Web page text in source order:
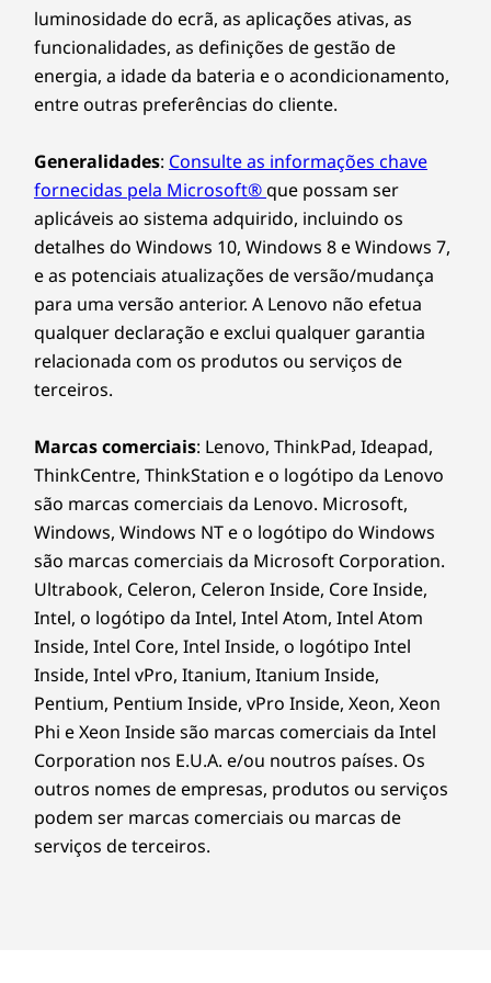
Segurança de nível
superior para a sua
empresa
protegem a sua empresa. ThinkShield, o nosso
conjunto de soluções de hardware e software
que evita o acesso não autorizado através da
encriptação de dados e de dispositivos, em
conjunto com a Proteção inteligente da USB
baseada na BIOS. Além disso, a segurança
AMD PRO oferece proteção de várias camadas
de nível empresarial contra ameaças e uma
encriptação completa da memória,
combatendo potenciais ameaças e ataques.
Embalagem:
97% de polietileno expandido (EPE) reciclado com
30% de plástico que acabaria no oceano (OBP) usado
no saco do dispositivo
Cartão com certificação®Forest Stewardship Council
Certificações / Registos
ENERGY STAR®8.0
ERP LOT 3
Forest Stewardship Council®(FSC)
GREENGUARD
Opcional: TÜV Ultra Low Noise
RoHS
TCO 9.0
Até EPEAT®Gold*
OUTRAS INFORMAÇÕES
Segurança ThinkShield
AMD Memory Guard
AMD Shadow Stack
Proteção inteligente do USB baseada no BIOS
Discreet Trusted Platform Module (dTPM) 2.0
Kensington Security Slot™
Preparado para Microsoft Pluton
Opcional: bloqueio eletrónico do chassis
luminosidade do ecrã, as aplicações ativas, as
funcionalidades, as definições de gestão de
energia, a idade da bateria e o acondicionamento,
entre outras preferências do cliente.
Generalidades: Consulte as informações chave
fornecidas pela Microsoft®que possam ser
aplicáveis ao sistema adquirido, incluindo os
detalhes do Windows 10, Windows 8 e Windows 7,
e as potenciais atualizações de versão/mudança
para uma versão anterior. A Lenovo não efetua
qualquer declaração e exclui qualquer garantia
relacionada com os produtos ou serviços de
terceiros.
Marcas comerciais: Lenovo, ThinkPad, Ideapad,
ThinkCentre, ThinkStation e o logótipo da Lenovo
são marcas comerciais da Lenovo. Microsoft,
Windows, Windows NT e o logótipo do Windows
são marcas comerciais da Microsoft Corporation.
Ultrabook, Celeron, Celeron Inside, Core Inside,
Intel, o logótipo da Intel, Intel Atom, Intel Atom
Inside, Intel Core, Intel Inside, o logótipo Intel
Inside, Intel vPro, Itanium, Itanium Inside,
Pentium, Pentium Inside, vPro Inside, Xeon, Xeon
Phi e Xeon Inside são marcas comerciais da Intel
Corporation nos E.U.A. e/ou noutros países. Os
outros nomes de empresas, produtos ou serviços
podem ser marcas comerciais ou marcas de
serviços de terceiros.